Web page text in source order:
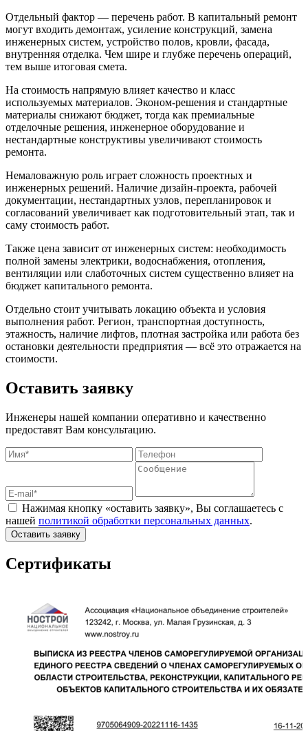
Отдельный фактор — перечень работ. В капитальный ремонт
могут входить демонтаж, усиление конструкций, замена
инженерных систем, устройство полов, кровли, фасада,
внутренняя отделка. Чем шире и глубже перечень операций,
тем выше итоговая смета.
На стоимость напрямую влияет качество и класс
используемых материалов. Эконом-решения и стандартные
материалы снижают бюджет, тогда как премиальные
отделочные решения, инженерное оборудование и
нестандартные конструктивы увеличивают стоимость
ремонта.
Немаловажную роль играет сложность проектных и
инженерных решений. Наличие дизайн-проекта, рабочей
документации, нестандартных узлов, перепланировок и
согласований увеличивает как подготовительный этап, так и
саму стоимость работ.
Также цена зависит от инженерных систем: необходимость
полной замены электрики, водоснабжения, отопления,
вентиляции или слаботочных систем существенно влияет на
бюджет капитального ремонта.
Отдельно стоит учитывать локацию объекта и условия
выполнения работ. Регион, транспортная доступность,
этажность, наличие лифтов, плотная застройка или работа без
остановки деятельности предприятия — всё это отражается на
стоимости.
Оставить заявку
Инженеры нашей компании оперативно и качественно
предоставят Вам консультацию.
Нажимая кнопку «оставить заявку», Вы соглашаетесь с
нашей политикой обработки персональных данных.
Оставить заявку
Сертификаты